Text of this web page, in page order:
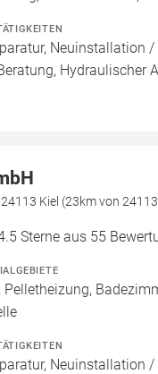
Neuinstallation /
Hydraulischer
Kiel (23km von
Sterne aus 55
Pelletheizung,
Neuinstallation /